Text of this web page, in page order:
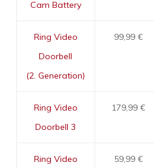
Cam Battery
Ring Video
Doorbell
(2. Generation)
99,99 €
Ring Video
Doorbell 3
179,99 €
Ring Video
59,99 €